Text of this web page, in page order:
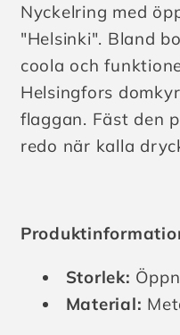
Nyckelring med
"Helsinki". Bland
coola och
Helsingfors
flaggan. Fäst den
redo när kalla
Storlek:
Material: